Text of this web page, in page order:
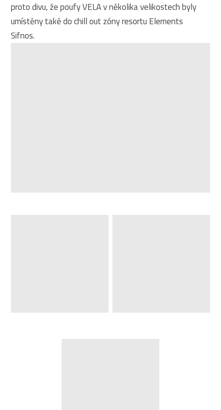
proto divu, že poufy VELA v několika velikostech byly
umístěny také do chill out zóny resortu Elements
Sifnos.